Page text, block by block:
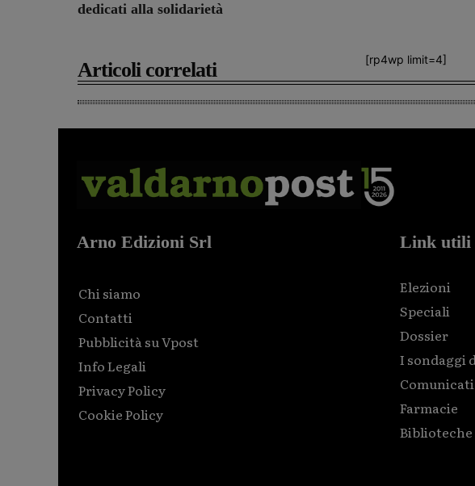
dedicati alla solidarietà
[rp4wp limit=4]
Articoli correlati
Arno Edizioni Srl
Chi siamo
Contatti
Pubblicità su Vpost
Info Legali
Privacy Policy
Cookie Policy
Link utili
Elezioni
Speciali
Dossier
I sondaggi
Farmacie
Biblioteche